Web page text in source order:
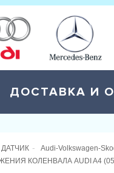
ДОСТАВКА И
ДАТЧИК
Audi-Volkswagen-
КОЛЕНВАЛА AUDI A4 (05-